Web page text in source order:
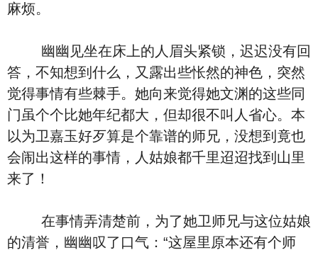
麻烦。
幽幽见坐在床上的人眉头紧锁，迟迟没有回
答，不知想到什么，又露出些怅然的神色，突然
觉得事情有些棘手。她向来觉得她文渊的这些同
门虽个个比她年纪都大，但却很不叫人省心。本
以为卫嘉玉好歹算是个靠谱的师兄，没想到竟也
会闹出这样的事情，人姑娘都千里迢迢找到山里
来了！
在事情弄清楚前，为了她卫师兄与这位姑娘
的清誉，幽幽叹了口气：“这屋里原本还有个师